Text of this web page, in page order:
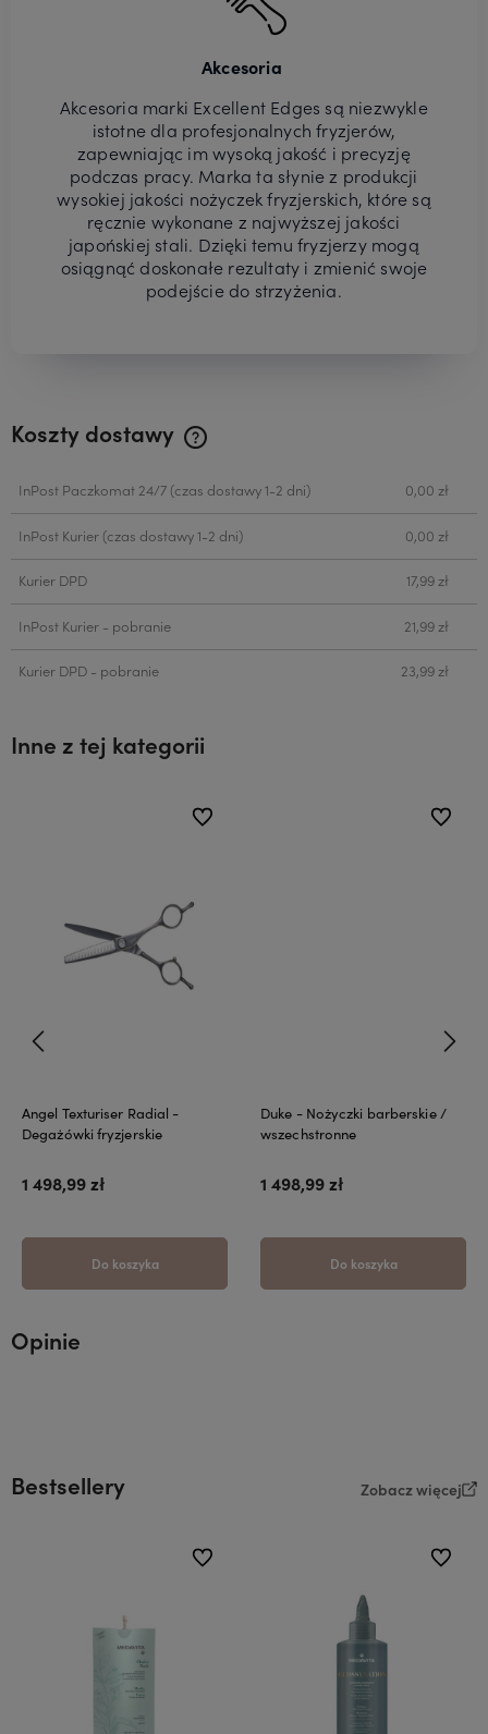
Akcesoria
Akcesoria marki Excellent Edges są niezwykle
istotne dla profesjonalnych fryzjerów,
zapewniając im wysoką jakość i precyzję
podczas pracy. Marka ta słynie z produkcji
wysokiej jakości nożyczek fryzjerskich, które są
ręcznie wykonane z najwyższej jakości
japońskiej stali. Dzięki temu fryzjerzy mogą
osiągnąć doskonałe rezultaty i zmienić swoje
podejście do strzyżenia.
Koszty dostawy
Cena nie zawiera ewentualnych kosztów płatności
InPost Paczkomat 24/7(czas dostawy 1-2 dni) 0,00 zł
InPost Kurier(czas dostawy 1-2 dni) 0,00 zł
Kurier DPD 17,99 zł
InPost Kurier - pobranie 21,99 zł
Kurier DPD - pobranie 23,99 zł
Inne z tej kategorii
Angel Texturiser Radial -
Degażówki fryzjerskie
1 498,99 zł
Do koszyka
do ulubionych
do ulubionych
Duke - Nożyczki barberskie /
wszechstronne
1 498,99 zł
Do koszyka
do
do
Opinie
Bestsellery Zobacz więcej
do ulubionych do